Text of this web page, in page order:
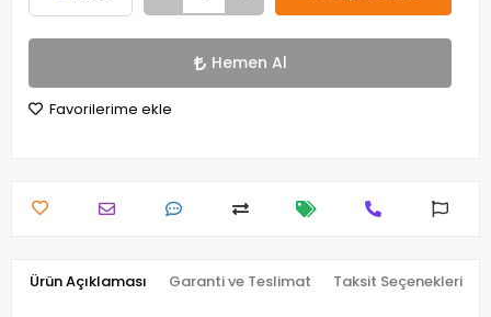
Hemen Al
Favorilerime ekle
Ürün Açıklaması Garanti ve Teslimat Taksit Seçenekleri